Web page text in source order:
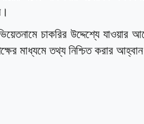
চাকরির উদ্দেশ্যে যাওয়ার
মাধ্যমে তথ্য নিশ্চিত করার আহ্বান